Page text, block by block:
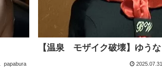
papabura
【温泉 モザイク破壊】ゆうな
2025.07.31